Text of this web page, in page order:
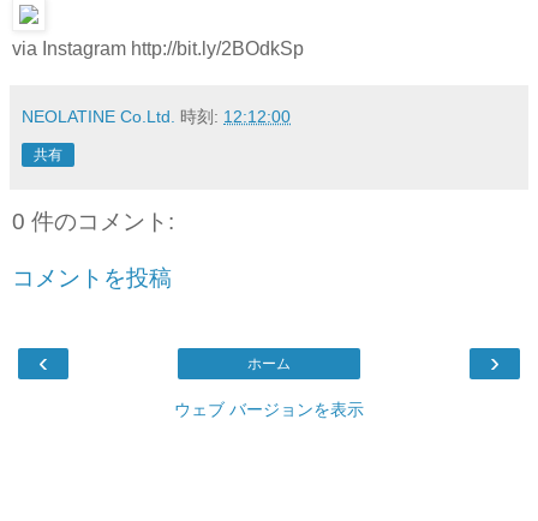
via Instagram http://bit.ly/2BOdkSp
NEOLATINE Co.Ltd. 時刻: 12:12:00
共有
0 件のコメント:
コメントを投稿
‹ ›
ホーム
ウェブ バージョンを表示